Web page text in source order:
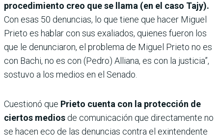
procedimiento creo que se llama (en el caso Tajy).
Con esas 50 denuncias, lo que tiene que hacer Miguel
Prieto es hablar con sus exaliados, quienes fueron los
que le denunciaron, el problema de Miguel Prieto no es
con Bachi, no es con (Pedro) Alliana, es con la justicia”,
sostuvo a los medios en el Senado.
Cuestionó que Prieto cuenta con la protección de
ciertos medios de comunicación que directamente no
se hacen eco de las denuncias contra el exintendente